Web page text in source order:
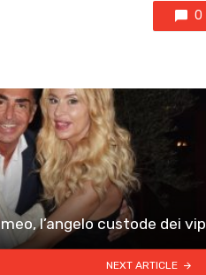
0
l’angelo custode dei vip
NEXT ARTICLE